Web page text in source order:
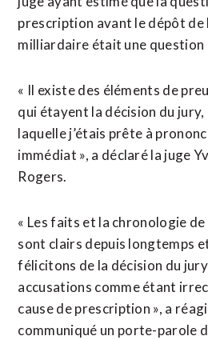
prescription avant le dépôt de
milliardaire était une question
« Il existe des éléments de
qui étayent la décision du
laquelle j’étais prête à
immédiat », a déclaré la juge
Rogers.
« Les faits et la chronologie
sont clairs depuis longtemps
félicitons de la décision du
accusations comme étant
cause de prescription », a
communiqué un porte-parole